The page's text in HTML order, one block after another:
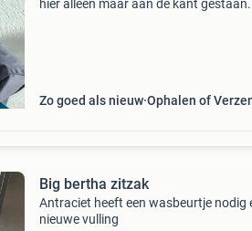
hier alleen maar aan de kant gestaan.
Zo goed als nieuw Ophalen of
Big bertha zitzak
Antraciet heeft een wasbeurtje nodig
nieuwe vulling